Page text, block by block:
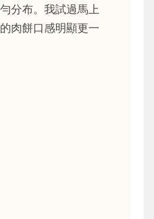
分布。我試過馬上
肉餅口感明顯更一